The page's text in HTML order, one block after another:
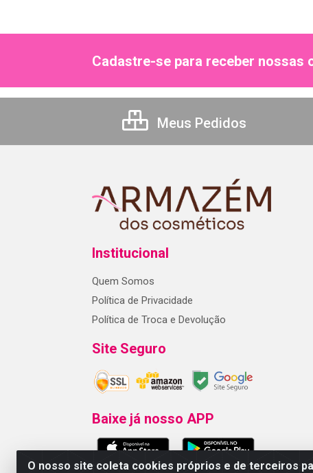
O nosso site coleta cookies próprios e de terceiros
Cadastre-se para receber nossas
Meus Pedidos
Institucional
Quem Somos
Política de Privacidade
Política de Troca e Devolução
Site Seguro
Baixe já nosso APP